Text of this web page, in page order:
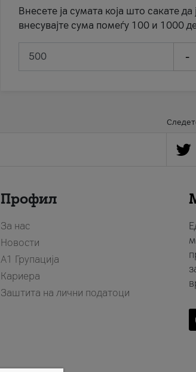
Внесете ја сумата која што сакате
внесувајте сума помеѓу 100 и 1000
-
Профил
За нас
Новости
А1 Групација
Кариера
Заштита на лични податоци